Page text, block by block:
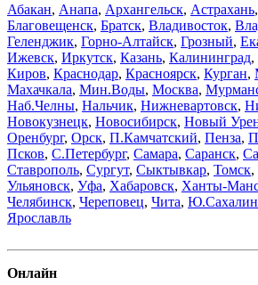
Абакан, Анапа, Архангельск, Астрахань,
Благовещенск, Братск, Владивосток,
Геленджик, Горно-Алтайск, Грозный,
Ижевск, Иркутск, Казань, Калининград,
Киров, Краснодар, Красноярск, Курган,
Махачкала, Мин.Воды, Москва,
Наб.Челны, Нальчик, Нижневартовск,
Новокузнецк, Новосибирск, Новый
Оренбург, Орск, П.Камчатский, Пенза,
Псков, С.Петербург, Самара, Саранск,
Ставрополь, Сургут, Сыктывкар, Томск,
Ульяновск, Уфа, Хабаровск, Ханты-
Челябинск, Череповец, Чита,
Ярославль
Онлайн